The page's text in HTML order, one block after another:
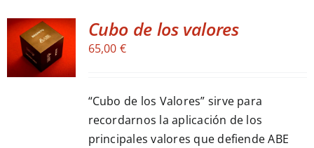
ADD TO
CART /
DETALLES
Cubo de los valores
65,00 €
“Cubo de los Valores” sirve para
recordarnos la aplicación de los
principales valores que defiende ABE